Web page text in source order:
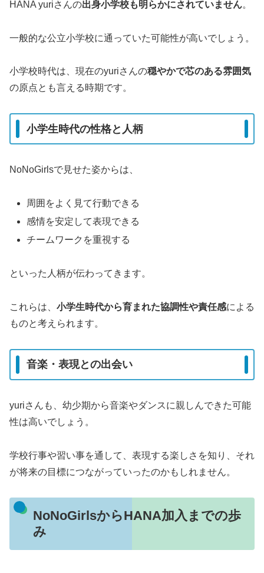
HANA yuriさんの出身小学校も明らかにされていません。
一般的な公立小学校に通っていた可能性が高いでしょう。
小学校時代は、現在のyuriさんの穏やかで芯のある雰囲気
の原点とも言える時期です。
小学生時代の性格と人柄
NoNoGirlsで見せた姿からは、
周囲をよく見て行動できる
感情を安定して表現できる
チームワークを重視する
といった人柄が伝わってきます。
これらは、 小学生時代から育まれた協調性や責任感による
ものと考えられます。
音楽・表現との出会い
yuriさんも、幼少期から音楽やダンスに親しんできた可能
性は高いでしょう。
学校行事や習い事を通して、表現する楽しさを知り、それ
が将来の目標につながっていったのかもしれません。
NoNoGirlsからHANA加入までの歩
み